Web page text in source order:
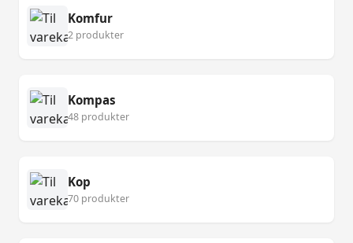
Komfur
2 produkter
Kompas
48 produkter
Kop
70 produkter